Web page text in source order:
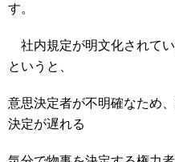
す。
社内規定が明文化されて
というと、
意思決定者が不明確なため
決定が遅れる